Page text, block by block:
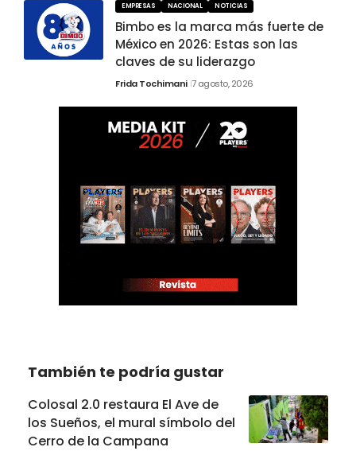
EMPRESAS NACIONAL NOTICIAS
Bimbo es la marca más fuerte de
México en 2026: Estas son las
claves de su liderazgo
Frida Tochimani 7 agosto, 2026
También te podría gustar
Colosal 2.0 restaura El Ave de
los Sueños, el mural símbolo del
Cerro de la Campana